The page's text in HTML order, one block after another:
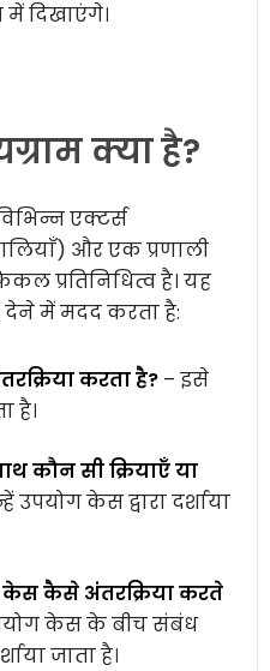
दिखाएंगे।
क्या है?
एक्टर्स
और एक प्रणाली
प्रतिनिधित्व है। यह
देने में मदद करता है:
करता है? – इसे
है।
कौन सी क्रियाएँ या
उपयोग केस द्वारा दर्शाया
कैसे अंतरक्रिया करते
केस के बीच संबंध
जाता है।